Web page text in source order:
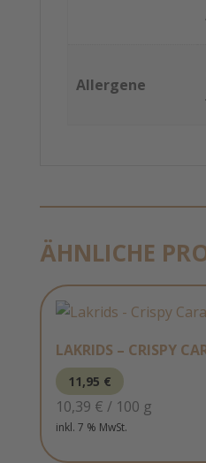
Allergene
ÄHNLICHE
LAKRIDS – CRISPY
11,95 €
10,39 € / 100 g
inkl. 7 % MwSt.